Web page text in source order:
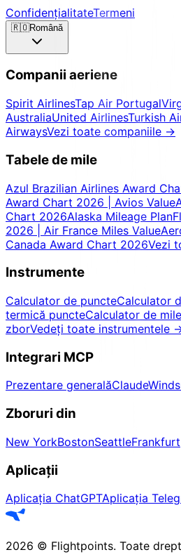
ConfidențialitateTermeni
🇷🇴Română
Companii aeriene
Spirit AirlinesTap Air Portugal
AustraliaUnited AirlinesTurkish
AirwaysVezi toate companiile →
Tabele de mile
Azul Brazilian Airlines Award
Award Chart 2026 | Avios Value
Chart 2026Alaska Mileage Plan
2026 | Air France Miles Value
Canada Award Chart 2026Vezi
Instrumente
Calculator de puncteCalculator
termică puncteCalculator de mile
zborVedeți toate instrumentele
Integrari MCP
Prezentare generalăClaude
Zboruri din
New YorkBostonSeattleFrankfurt
Aplicații
Aplicația ChatGPTAplicația
2026 © Flightpoints. Toate